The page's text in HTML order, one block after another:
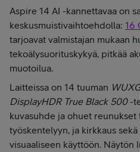
Aspire 14 AI -kannettavaa on
keskusmuistivaihtoehdolla: 16
tarjoavat valmistajan mukaan
tekoälysuorituskykyä, pitkää
muotoilua.
Laitteissa on 14 tuuman
DisplayHDR True Black 500-
kuvasuhde ja ohuet reunukset
työskentelyyn, ja kirkkaus
visuaaliseen käyttöön. Näytön